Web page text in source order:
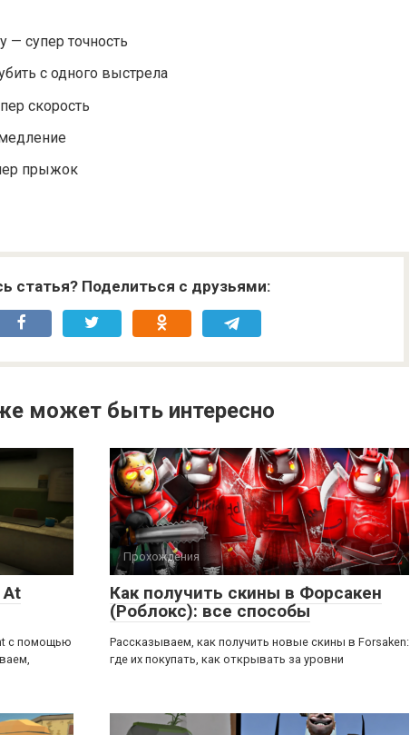
— супер точность
с одного выстрела
скорость
прыжок
статья? Поделиться с друзьями:
может быть интересно
с помощью
Прохождения
Как получить скины в Форсакен
(Роблокс): все способы
Рассказываем, как получить новые скины в Forsaken:
где их покупать, как открывать за уровни